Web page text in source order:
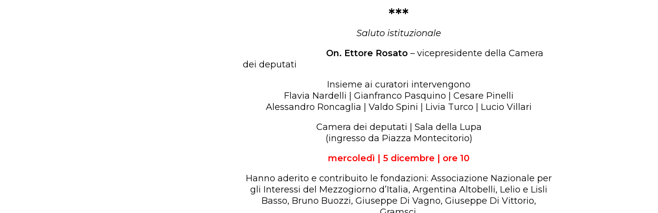
***
Saluto istituzionale
On. Ettore Rosato– vicepresidente della Camera
dei deputati
Insieme ai curatori intervengono
Flavia Nardelli | Gianfranco Pasquino | Cesare Pinelli
Alessandro Roncaglia | Valdo Spini | Livia Turco | Lucio Villari
Camera dei deputati | Sala della Lupa
(ingresso da Piazza Montecitorio)
mercoledì | 5 dicembre | ore 10
Hanno aderito e contribuito le fondazioni: Associazione Nazionale per
gli Interessi del Mezzogiorno d’Italia, Argentina Altobelli, Lelio e Lisli
Basso, Bruno Buozzi, Giuseppe Di Vagno, Giuseppe Di Vittorio,